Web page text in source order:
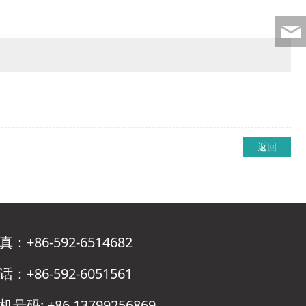
返回
：+86-592-6514682
：+86-592-6051561